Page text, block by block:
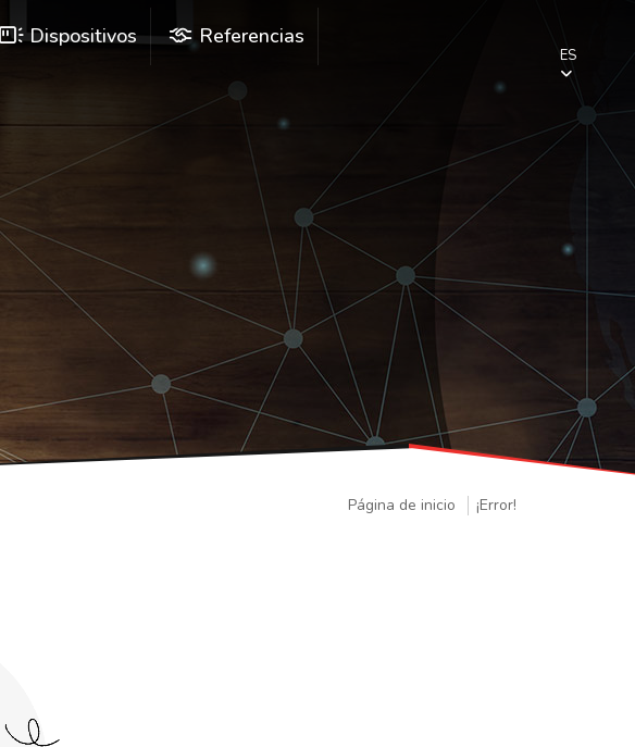
Dispositivos Referencias
ES
Página de inicio ¡Error!